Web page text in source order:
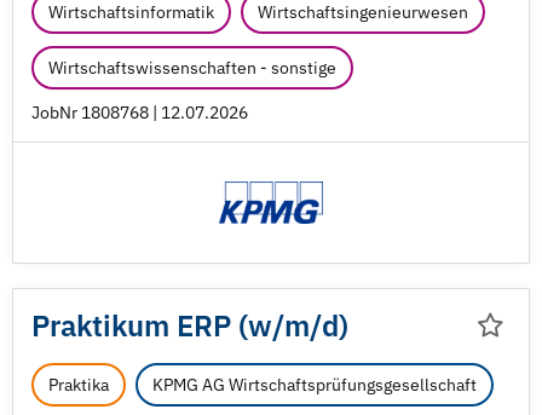
Wirtschaftsinformatik Wirtschaftsingenieurwesen
Wirtschaftswissenschaften - sonstige
JobNr 1808768 | 12.07.2026
Praktikum ERP (w/m/d)
Praktika KPMG AG Wirtschaftsprüfungsgesellschaft